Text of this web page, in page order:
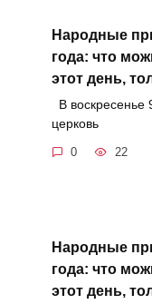
Народные
года: что
этот день,
В воскресенье
церковь
0 22
Народные
года: что
этот день,